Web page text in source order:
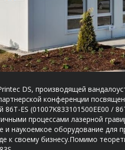
DS, производящей
конференции
ES (01007K833101500EE00 /
процессами лазерной
наукоемкое оборудование для
к своему бизнесу.Помимо